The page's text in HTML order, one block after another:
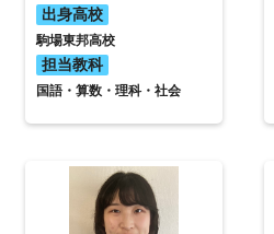
出身高校
駒場東邦高校
担当教科
国語・算数・理科・社会